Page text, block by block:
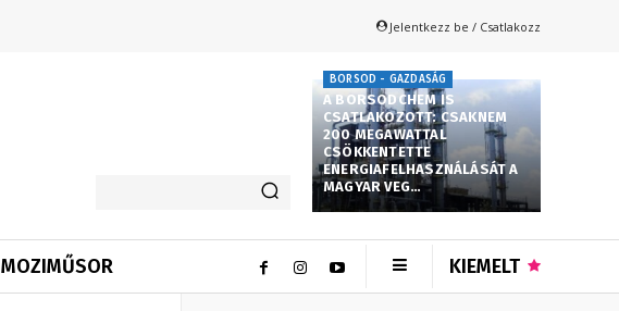
Jelentkezz be / Csatlakozz
BORSOD - GAZDASÁG
A BORSODCHEM IS
CSATLAKOZOTT: CSAKNEM
200 MEGAWATTAL
CSÖKKENTETTE
ENERGIAFELHASZNÁLÁSÁT A
MAGYAR VEG…
MOZIMŰSOR KIEMELT